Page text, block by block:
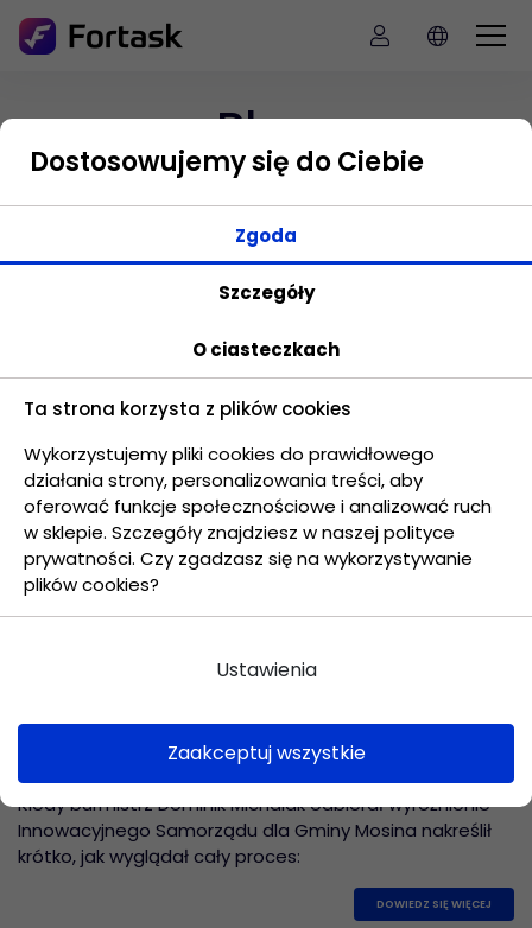
Blog
Zapoznaj się z naszymi artykułami i
dowiedź się więcej o zarządzaniu
projektami w firmie.
Case Study Gminy Mosina
Kiedy burmistrz Dominik Michalak odbierał wyróżnienie
Innowacyjnego Samorządu dla Gminy Mosina nakreślił
krótko, jak wyglądał cały proces:
DOWIEDZ SIĘ WIĘCEJ
Dostosowujemy się do Ciebie
Zgoda
Szczegóły
O ciasteczkach
Ta strona korzysta z plików cookies
Wykorzystujemy pliki cookies do prawidłowego
działania strony, personalizowania treści, aby
oferować funkcje społecznościowe i analizować ruch
w sklepie. Szczegóły znajdziesz w naszej polityce
prywatności. Czy zgadzasz się na wykorzystywanie
plików cookies?
Ustawienia
Zaakceptuj wszystkie